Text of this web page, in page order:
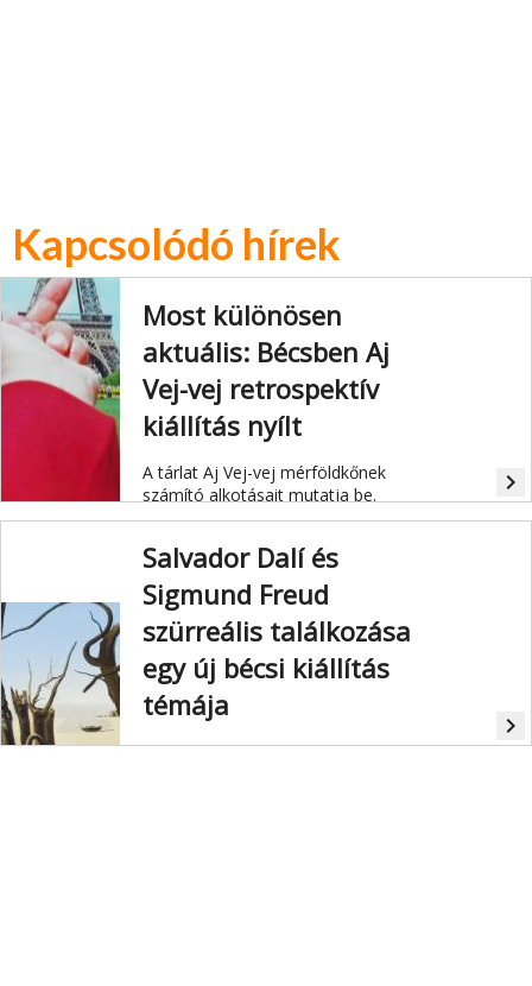
Kapcsolódó hírek
Most különösen
aktuális: Bécsben Aj
Vej-vej retrospektív
kiállítás nyílt
A tárlat Aj Vej-vej mérföldkőnek
számító alkotásait mutatja be.
navigate_next
Salvador Dalí és
Sigmund Freud
szürreális találkozása
egy új bécsi kiállítás
témája
Salvador Dalí és Sigmund Freud. A
navigate_next